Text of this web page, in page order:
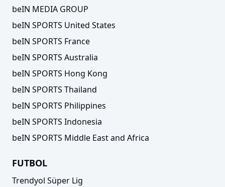
beIN MEDIA GROUP
beIN SPORTS United States
beIN SPORTS France
beIN SPORTS Australia
beIN SPORTS Hong Kong
beIN SPORTS Thailand
beIN SPORTS Philippines
beIN SPORTS Indonesia
beIN SPORTS Middle East and Africa
FUTBOL
Trendyol Süper Lig